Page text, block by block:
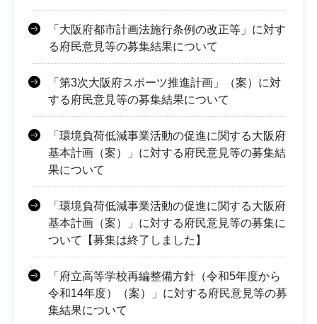
「大阪府都市計画法施行条例の改正等」に対す
る府民意見等の募集結果について
「第3次大阪府スポーツ推進計画」（案）に対
する府民意見等の募集結果について
「環境負荷低減事業活動の促進に関する大阪府
基本計画（案）」に対する府民意見等の募集結
果について
「環境負荷低減事業活動の促進に関する大阪府
基本計画（案）」に対する府民意見等の募集に
ついて【募集は終了しました】
「府立高等学校再編整備方針（令和5年度から
令和14年度）（案）」に対する府民意見等の募
集結果について